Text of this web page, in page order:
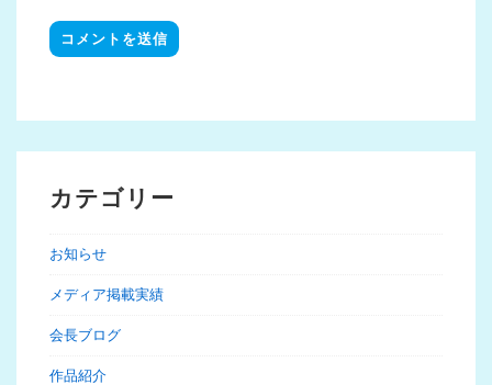
カテゴリー
お知らせ
メディア掲載実績
会長ブログ
作品紹介